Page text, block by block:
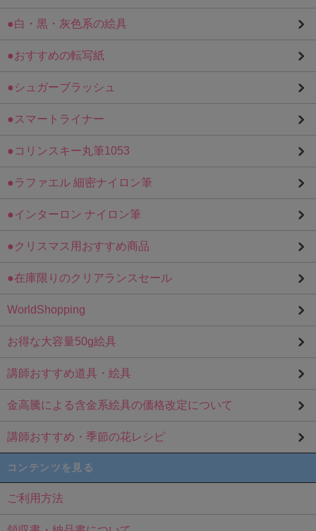
●白・黒・灰色系の絵具
●おすすめの転写紙
●シュガーブラッシュ
●スマートライナー
●コリンスキー丸筆1053
●ラファエル 細密ナイロン筆
●インターロン ナイロン筆
●クリスマス用おすすめ商品
●在庫限りのクリアランスセール
WorldShopping
お得な大容量50g絵具
講師おすすめ道具・絵具
金高騰による含金系絵具の価格改定について
講師おすすめ・季節の花レシピ
コンテンツを見る
ご利用方法